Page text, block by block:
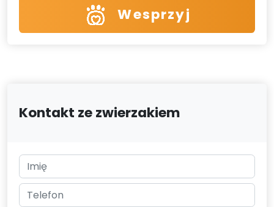
Wesprzyj
Kontakt ze zwierzakiem